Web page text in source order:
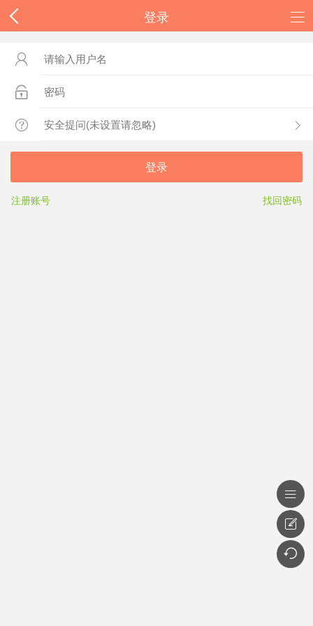
登录



登录
注册账号 找回密码


